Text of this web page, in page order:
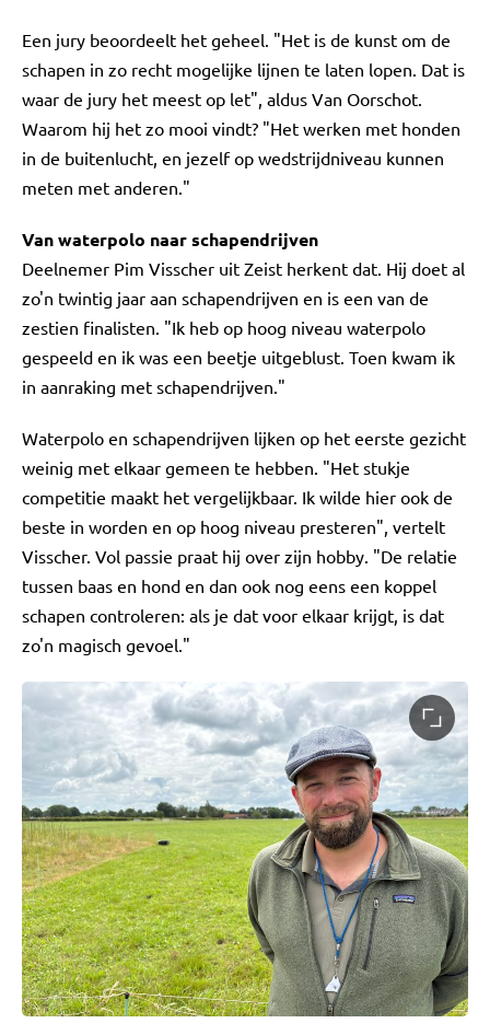
Een jury beoordeelt het geheel. "Het is de kunst om de
schapen in zo recht mogelijke lijnen te laten lopen. Dat is
waar de jury het meest op let", aldus Van Oorschot.
Waarom hij het zo mooi vindt? "Het werken met honden
in de buitenlucht, en jezelf op wedstrijdniveau kunnen
meten met anderen."
Van waterpolo naar schapendrijven
Deelnemer Pim Visscher uit Zeist herkent dat. Hij doet al
zo'n twintig jaar aan schapendrijven en is een van de
zestien finalisten. "Ik heb op hoog niveau waterpolo
gespeeld en ik was een beetje uitgeblust. Toen kwam ik
in aanraking met schapendrijven."
Waterpolo en schapendrijven lijken op het eerste gezicht
weinig met elkaar gemeen te hebben. "Het stukje
competitie maakt het vergelijkbaar. Ik wilde hier ook de
beste in worden en op hoog niveau presteren", vertelt
Visscher. Vol passie praat hij over zijn hobby. "De relatie
tussen baas en hond en dan ook nog eens een koppel
schapen controleren: als je dat voor elkaar krijgt, is dat
zo'n magisch gevoel."